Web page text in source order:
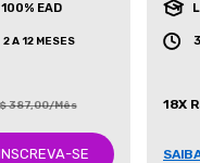
100% EAD
2 A 12 MESES
387,00/Mês
SE
18X